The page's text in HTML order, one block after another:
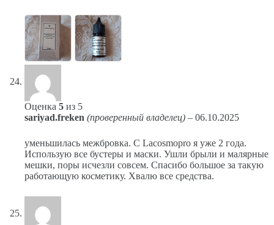
Оценка 5 из 5
sariyad.freken (проверенный владелец) – 06.10.2025
уменьшилась межбровка. С Lacosmopro я уже 2 года.
Использую все бустеры и маски. Ушли брыли и малярные
мешки, поры исчезли совсем. Спасибо большое за такую
работающую косметику. Хвалю все средства.